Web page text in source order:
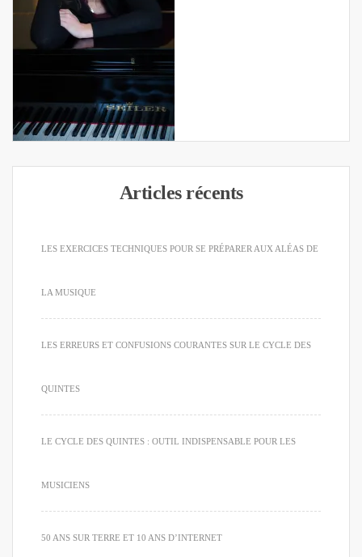
Articles récents
LES EXERCICES TECHNIQUES POUR SE PRÉPARER AUX ALÉAS DE
LA MUSIQUE
LES ERREURS ET CONFUSIONS COURANTES SUR LE CYCLE DES
QUINTES
LE CYCLE DES QUINTES : OUTIL INDISPENSABLE POUR LES
MUSICIENS
50 ANS SUR TERRE ET 10 ANS D’INTERNET